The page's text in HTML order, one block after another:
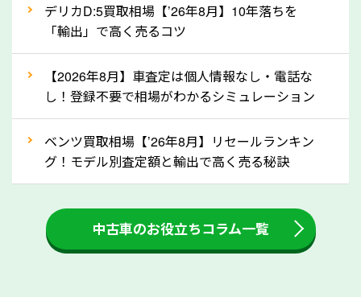
月割りで返還されるものです。ですから、自動車税の
還付金は早めに売却するほど多く還付されます。不要
な車は早めに廃車手続きをしたほうが良いでしょう。
③自動車税の還付金の扱いについて確認し
ましょう！
車を廃車にすると、自動車税の還付金を受け取ること
ができる場合があります。廃車買取業者の中には、還
付金をお客様に返還しない業者もあります。廃車査定
をする際には、自動車税の還付金の返還があるかどう
かを確認するようにしてください。神奈川県のソコカ
デリカD:5買取相場【’26年8月】10年落ちを
「輸出」で高く売るコツ
【2026年8月】車査定は個人情報なし・電話な
し！登録不要で相場がわかるシミュレーション
ベンツ買取相場【’26年8月】リセールランキン
グ！モデル別査定額と輸出で高く売る秘訣
中古車のお役立ちコラム一覧